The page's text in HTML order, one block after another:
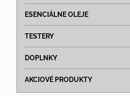
ESENCIÁLNE OLEJE
TESTERY
DOPLNKY
AKCIOVÉ PRODUKTY